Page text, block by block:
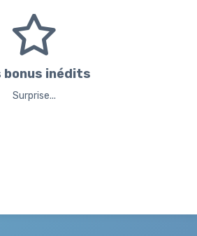
bonus inédits
Surprise...